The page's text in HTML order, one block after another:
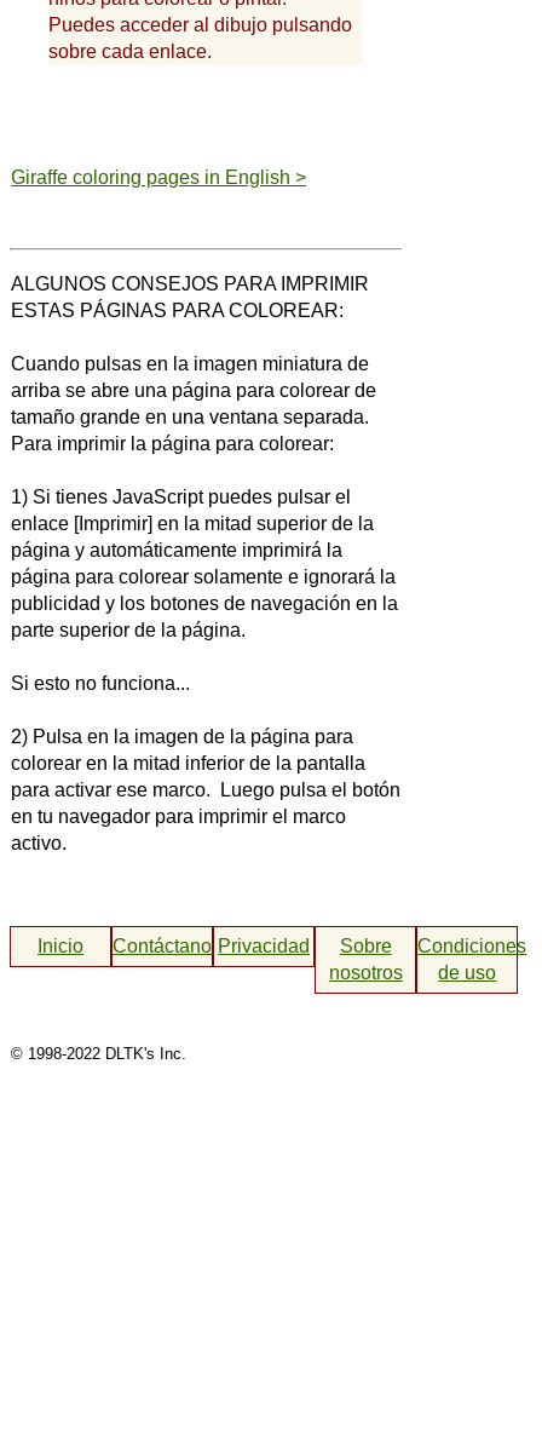
Puedes acceder al dibujo pulsando
sobre cada enlace.
Giraffe coloring pages in English >
ALGUNOS CONSEJOS PARA IMPRIMIR
ESTAS PÁGINAS PARA COLOREAR:
Cuando pulsas en la imagen miniatura de
arriba se abre una página para colorear de
tamaño grande en una ventana separada.
Para imprimir la página para colorear:
1) Si tienes JavaScript puedes pulsar el
enlace [Imprimir] en la mitad superior de la
página y automáticamente imprimirá la
página para colorear solamente e ignorará la
publicidad y los botones de navegación en la
parte superior de la página.
Si esto no funciona...
2) Pulsa en la imagen de la página para
colorear en la mitad inferior de la pantalla
para activar ese marco. Luego pulsa el botón
en tu navegador para imprimir el marco
activo.
Inicio ContáctanosPrivacidad
Sobre
nosotros
Condiciones
de uso
© 1998-2022 DLTK's Inc.